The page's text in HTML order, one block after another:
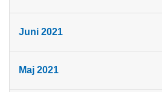
Juni 2021
Maj 2021